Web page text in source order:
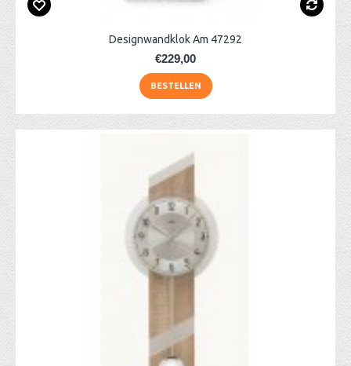
Designwandklok Am 47292
€229,00
BESTELLEN